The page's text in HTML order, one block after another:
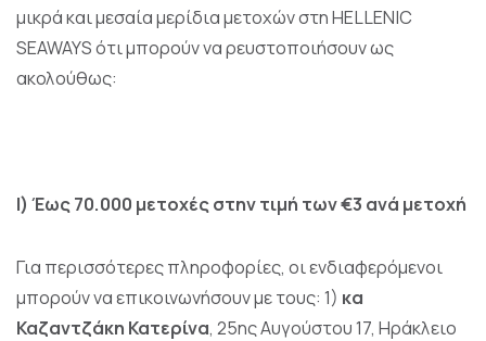
μικρά και μεσαία μερίδια μετοχών στη HELLENIC
SEAWAYS ότι μπορούν να ρευστοποιήσουν ως
ακολούθως:
Ι) Έως 70.000 μετοχές στην τιμή των €3 ανά μετοχή
Για περισσότερες πληροφορίες, οι ενδιαφερόμενοι
μπορούν να επικοινωνήσουν με τους: 1) κα
Καζαντζάκη Κατερίνα, 25ης Αυγούστου 17, Ηράκλειο